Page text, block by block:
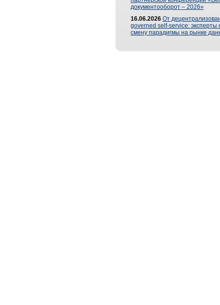
документооборот – 2026»
16.06.2026 От
governed self-service: эксперты
смену парадигмы на рынке